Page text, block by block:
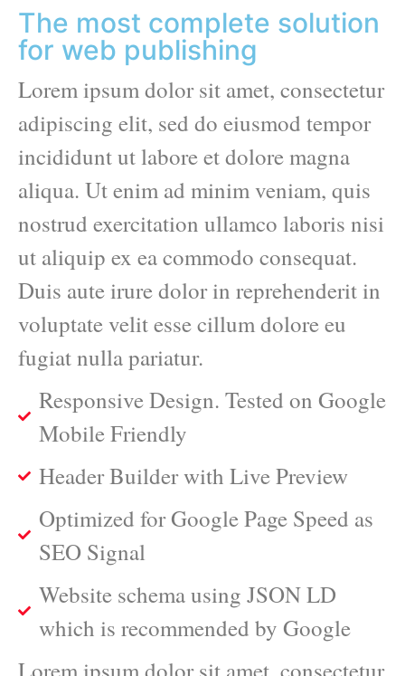
The most complete solution
for web publishing
Lorem ipsum dolor sit amet, consectetur
adipiscing elit, sed do eiusmod tempor
incididunt ut labore et dolore magna
aliqua. Ut enim ad minim veniam, quis
nostrud exercitation ullamco laboris nisi
ut aliquip ex ea commodo consequat.
Duis aute irure dolor in reprehenderit in
voluptate velit esse cillum dolore eu
fugiat nulla pariatur.
Responsive Design. Tested on Google
Mobile Friendly
Header Builder with Live Preview
Optimized for Google Page Speed as
SEO Signal
Website schema using JSON LD
which is recommended by Google